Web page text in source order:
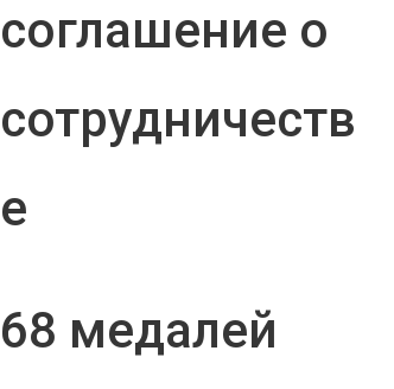
соглашение о
сотрудничеств
е
68 медалей